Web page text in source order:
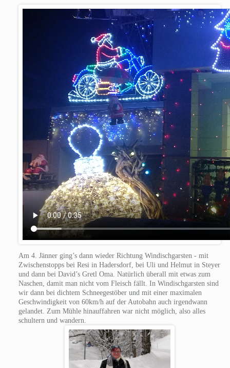
Am 4. Jänner ging’s dann wieder Richtung Windischgarsten - mit
Zwischenstopps bei Resi in Hadersdorf, bei Uli und Helmut in Steyer
und dann bei David’s Gretl Oma. Natürlich überall mit etwas zum
Naschen, damit man nicht vom Fleisch fällt. In Windischgarsten sind
wir dann bei dichtem Schneegestöber und mit einer maximalen
Geschwindigkeit von 60km/h auf der Autobahn auch irgendwann
gelandet. Zum Mühle hinauffahren war nicht möglich, also alles
schultern und wandern.